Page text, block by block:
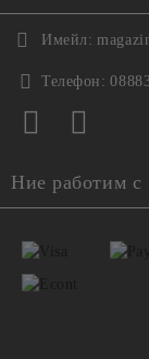
Имейл:
Телефон:
Ние работим с